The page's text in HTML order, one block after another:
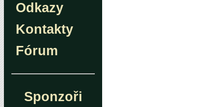
Odkazy
Kontakty
Fórum
Sponzoři